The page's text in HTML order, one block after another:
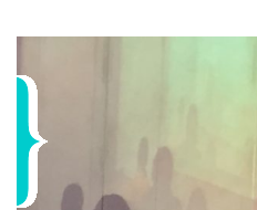
Ausbildungsprogramm zu
oder Präsentation. Wir freuen uns
WO?